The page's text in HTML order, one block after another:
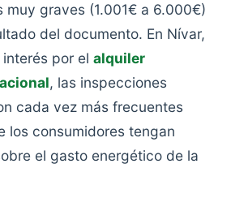
muy graves (1.001€ a 6.000€)
del documento. En Nívar,
por el alquiler
, las inspecciones
cada vez más frecuentes
los consumidores tengan
el gasto energético de la